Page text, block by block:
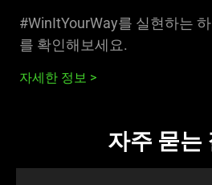
#WinItYourWay를 실현하는
를 확인해보세요.
자세한 정보
자주 묻는